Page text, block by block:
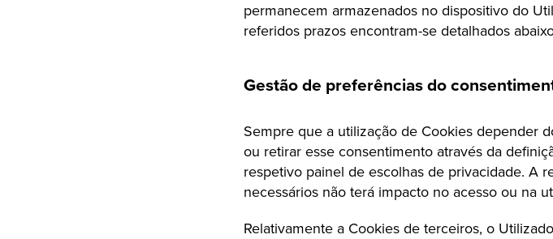
permanecem armazenados no dispositivo do
referidos prazos encontram-se detalhados
Gestão de preferências do
Sempre que a utilização de Cookies depender
ou retirar esse consentimento através da
respetivo painel de escolhas de privacidade. A
necessários não terá impacto no acesso ou na
Relativamente a Cookies de terceiros, o